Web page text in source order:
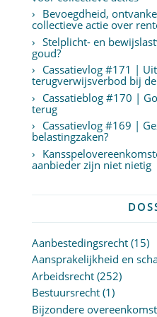
Bevoegdheid,
collectieve actie over
Stelplicht- en
goud?
Cassatievlog #171 |
terugverwijsverbod bij de
Cassatieblog #170 |
terug
Cassatievlog #169 |
belastingzaken?
aanbieder zijn niet nietig
Aanbestedingsrecht(15)
Aansprakelijkheid en
Arbeidsrecht(252)
Bestuursrecht(1)
Bijzondere